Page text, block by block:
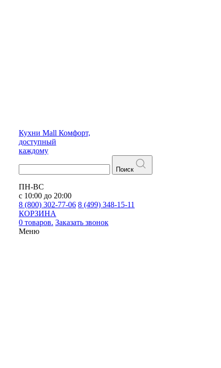
Кухни Mall Комфорт,
доступный
каждому
Поиск
ПН-ВС
с 10:00 до 20:00
8 (800) 302-77-06 8 (499) 348-15-11
КОРЗИНА
0 товаров. Заказать звонок
Меню